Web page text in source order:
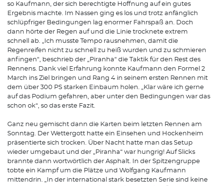
so Kaufmann, der sich berechtigte Hoffnung auf ein gutes
Ergebnis machte. Im Nassen ging es los und trotz anfänglich
schlüpfriger Bedingungen lag enormer Fahrspaß an. Doch
dann hörte der Regen auf und die Linie trocknete extrem
schnell ab. „Ich musste Tempo rausnehmen, damit die
Regenreifen nicht zu schnell zu heiß wurden und zu schmieren
anfingen“, beschrieb der „Piranha“ die Taktik für den Rest des
Rennens. Dank viel Erfahrung konnte Kaufmann den Formel 2
March ins Ziel bringen und Rang 4 in seinem ersten Rennen mit
dem über 300 PS starken Einbaum holen. „Klar wäre ich gerne
auf das Podium gefahren, aber unter den Bedingungen war das
schon ok“, so das erste Fazit.
Ganz neu gemischt dann die Karten beim letzten Rennen am
Sonntag. Der Wettergott hatte ein Einsehen und Hockenheim
präsentierte sich trocken. Über Nacht hatte man das Setup
wieder umgebaut und der „Piranha“ war hungrig! Auf Slicks
brannte dann wortwörtlich der Asphalt. In der Spitzengruppe
tobte ein Kampf um die Plätze und Wolfgang Kaufmann
mittendrin. „In der international stark besetzten Serie sind keine